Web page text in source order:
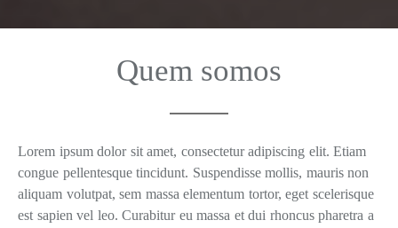
Quem somos
Lorem ipsum dolor sit amet, consectetur adipiscing elit. Etiam
congue pellentesque tincidunt. Suspendisse mollis, mauris non
aliquam volutpat, sem massa elementum tortor, eget scelerisque
est sapien vel leo. Curabitur eu massa et dui rhoncus pharetra a